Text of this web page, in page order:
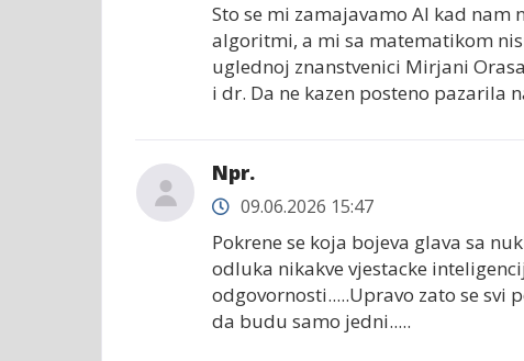
Sto se mi zamajavamo AI kad
algoritmi, a mi sa matematikom
uglednoj znanstvenici Mirjani
i dr. Da ne kazen posteno pazarila
Npr.
09.06.2026 15:47
Pokrene se koja bojeva glava sa
odluka nikakve vjestacke
odgovornosti.....Upravo zato se svi
da budu samo jedni.....